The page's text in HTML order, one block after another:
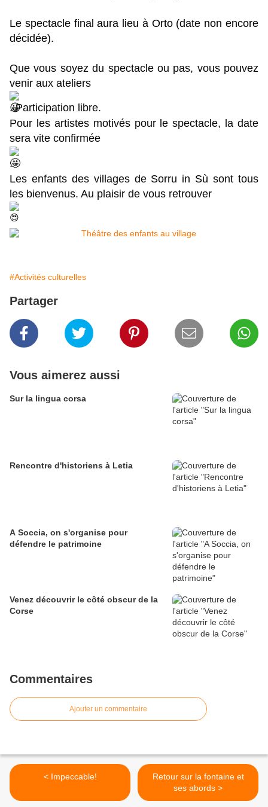
Le spectacle final aura lieu à Orto (date non encore
décidée).
Que vous soyez du spectacle ou pas, vous pouvez
venir aux ateliers
. Participation libre.
Pour les artistes motivés pour le spectacle, la date
sera vite confirmée
.
Les enfants des villages de Sorru in Sù sont tous
les bienvenus. Au plaisir de vous retrouver
#Activités culturelles
Partager
Vous aimerez aussi
Sur la lingua corsa
Rencontre d'historiens à Letia
A Soccia, on s'organise pour
défendre le patrimoine
Venez découvrir le côté obscur de la
Corse
Commentaires
Ajouter un commentaire
< Impeccable!
Retour sur la fontaine et
ses abords >